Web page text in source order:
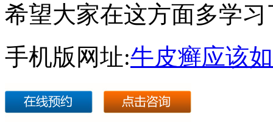
希望大家在这方面多学
手机版网址:牛皮癣应该